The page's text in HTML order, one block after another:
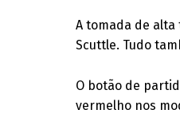
A tomada de
Scuttle. Tudo
O botão de
vermelho nos